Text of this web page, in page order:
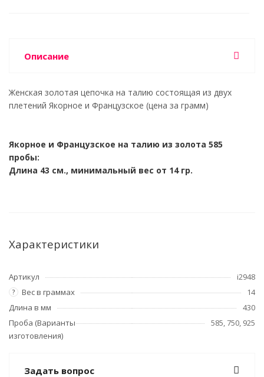
Описание
Женская золотая цепочка на талию состоящая из двух
плетений Якорное и Французское (цена за грамм)
Якорное и Французское на талию из золота 585
пробы:
Длина 43 см., минимальный вес от 14 гр.
Характеристики
Артикул i2948
? Вес в граммах
14
Длина в мм
430
Проба (Варианты
изготовления)
585, 750, 925
Задать вопрос